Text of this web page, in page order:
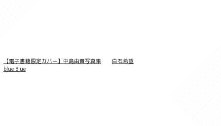
【電子書籍限定カバー】中島由貴写真集
blue Blue
白石希望